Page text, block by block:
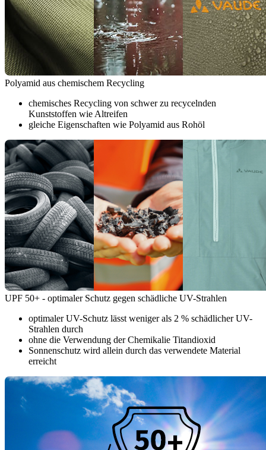
Polyamid aus chemischem Recycling
chemisches Recycling von schwer zu recycelnden
Kunststoffen wie Altreifen
gleiche Eigenschaften wie Polyamid aus Rohöl
UPF 50+ - optimaler Schutz gegen schädliche UV-Strahlen
optimaler UV-Schutz lässt weniger als 2 % schädlicher UV-
Strahlen durch
ohne die Verwendung der Chemikalie Titandioxid
Sonnenschutz wird allein durch das verwendete Material
erreicht